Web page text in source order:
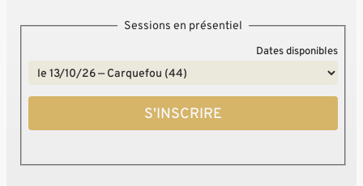
Sessions en présentiel
Dates disponibles
S'INSCRIRE